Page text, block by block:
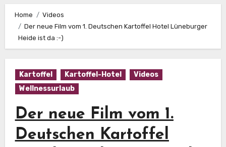
Home
Videos
Der neue Film vom 1. Deutschen Kartoffel Hotel Lüneburger
Heide ist da :-)
Kartoffel Kartoffel-Hotel
Videos
Wellnessurlaub
Der neue Film vom 1.
Deutschen Kartoffel